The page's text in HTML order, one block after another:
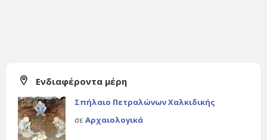
Ενδιαφέροντα μέρη
Σπήλαιο Πετραλώνων Χαλκιδικής
σε Αρχαιολογικά